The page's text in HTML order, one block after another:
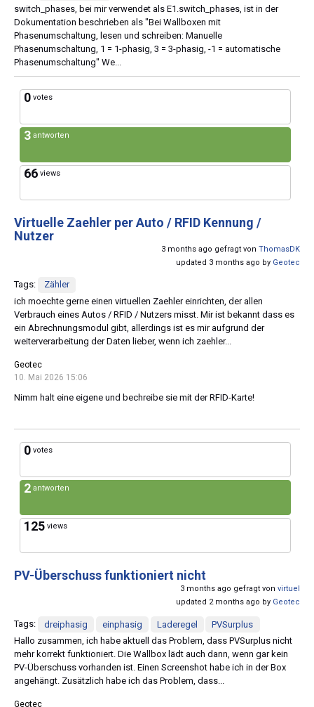
switch_phases, bei mir verwendet als E1.switch_phases, ist in der
Dokumentation beschrieben als "Bei Wallboxen mit
Phasenumschaltung, lesen und schreiben: Manuelle
Phasenumschaltung, 1 = 1-phasig, 3 = 3-phasig, -1 = automatische
Phasenumschaltung" We...
0 votes
3 antworten
66 views
Virtuelle Zaehler per Auto / RFID Kennung /
Nutzer
3 months ago gefragt von ThomasDK
updated 3 months ago by Geotec
Tags:
Zähler
ich moechte gerne einen virtuellen Zaehler einrichten, der allen
Verbrauch eines Autos / RFID / Nutzers misst. Mir ist bekannt dass es
ein Abrechnungsmodul gibt, allerdings ist es mir aufgrund der
weiterverarbeitung der Daten lieber, wenn ich zaehler...
Geotec
10. Mai 2026 15:06
Nimm halt eine eigene und bechreibe sie mit der RFID-Karte!
0 votes
2 antworten
125 views
PV-Überschuss funktioniert nicht
3 months ago gefragt von virtuel
updated 2 months ago by Geotec
Tags: dreiphasig einphasig Laderegel
PVSurplus
Hallo zusammen, ich habe aktuell das Problem, dass PVSurplus nicht
mehr korrekt funktioniert. Die Wallbox lädt auch dann, wenn gar kein
PV-Überschuss vorhanden ist. Einen Screenshot habe ich in der Box
angehängt. Zusätzlich habe ich das Problem, dass...
Geotec